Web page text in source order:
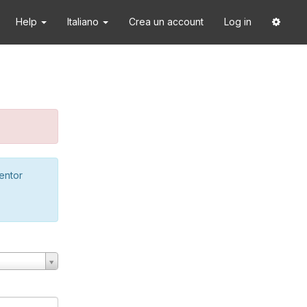
Help Italiano Crea un account Log in